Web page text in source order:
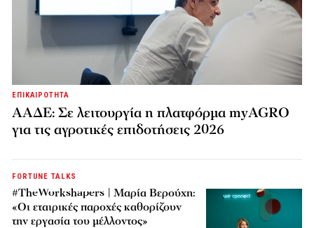
ΕΠΙΚΑΙΡΟΤΗΤΑ
ΑΑΔΕ: Σε λειτουργία η πλατφόρμα myAGRO
για τις αγροτικές επιδοτήσεις 2026
FORTUNE TALKS
#TheWorkshapers | Μαρία Βερούχη:
«Οι εταιρικές παροχές καθορίζουν
την εργασία του μέλλοντος»